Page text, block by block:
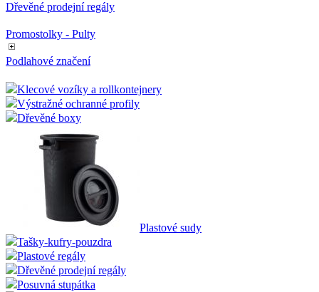
Dřevěné prodejní regály
Promostolky - Pulty
Podlahové značení
Klecové vozíky a rollkontejnery
Výstražné ochranné profily
Dřevěné boxy
Plastové sudy
Tašky-kufry-pouzdra
Plastové regály
Dřevěné prodejní regály
Posuvná stupátka